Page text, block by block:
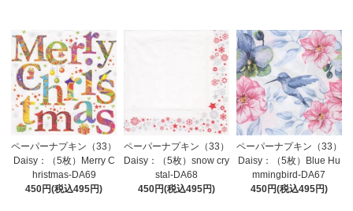
ペーパーナプキン（33）
Daisy：（5枚）Merry C
hristmas-DA69
450円(税込495円)
ペーパーナプキン（33）
Daisy：（5枚）snow cry
stal-DA68
450円(税込495円)
ペーパーナプキン（33）
Daisy：（5枚）Blue Hu
mmingbird-DA67
450円(税込495円)